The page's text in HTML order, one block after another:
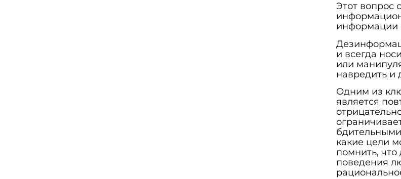
Этот вопрос
информации
и всегда
или
навредить и
Одним из
является
какие цели
помнить,
поведения